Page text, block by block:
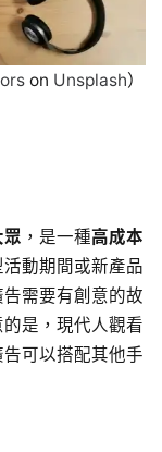
on Unsplash）
，是一種高成本
活動期間或新產品
需要有創意的故
是，現代人觀看
可以搭配其他手